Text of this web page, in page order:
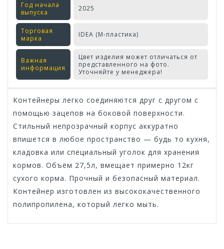
Год начала
выпуска
2025
Торговая
марка
IDEA (М-пластика)
Важная
информация
Цвет изделия может отличаться от
представленного на фото.
Уточняйте у менеджера!
Контейнеры легко соединяются друг с другом с
помощью зацепов на боковой поверхности.
Стильный непрозрачный корпус аккуратно
впишется в любое пространство — будь то кухня,
кладовка или специальный уголок для хранения
кормов. Объём 27,5л, вмещает примерно 12кг
сухого корма. Прочный и безопасный материал.
Контейнер изготовлен из высококачественного
полипропилена, который легко мыть.